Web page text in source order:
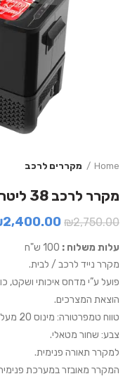
Home מקררים לרכב
מקרר לרכב 38 ליטר מדחס 12/24V
₪2,750.00
2,400.00
עלות משלוח : 100 ש"ח
מקרר נייד לרכב / לבית.
פועל ע”י מדחס איכותי ושקט,
הוצאת המצרכים.
טווח טמפרטורה: מינוס 20 מעלות עד פלוס 10 מעלות צלזיוס.
צבע: שחור מטאלי.
למקרר תאורה פנימית.
המקרר מאובזר במערכת